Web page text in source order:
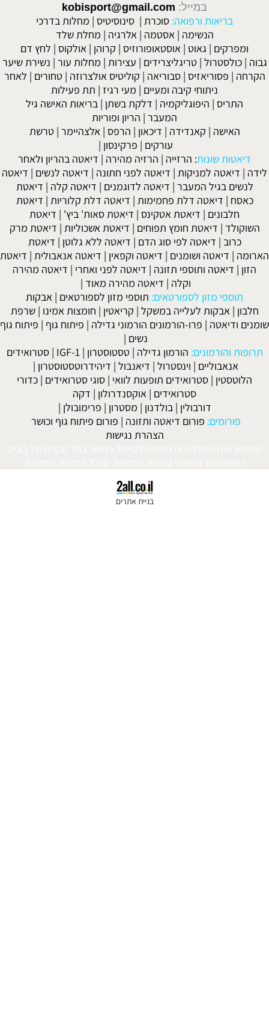
kobisport@gmail.com
ורפואה:סוכרת|סינוסיטיס| מחלות בדרכי
אסטמה|אלרגיה|מחלת שלד
גאוט|אוסטאופורוזיס|קרוהן|אולקוס|לחץ דם
|טריגליצרידים |עצירות|מחלות עור|נשירת שיער
| סבוריאה|קוליטיס אולצרוזה|טחורים|לאחר
קיבה ומעיים| מעי רגיז |תת פעילות
היפוגליקמיה |דלקת בשתן | בריאות האישה גיל
הריון ופוריות
קאנדידה|דיכאון|הרפס|אלצהיימר| טרשת
פרקינסון|
:הרזייה |הרזיה מהירה |דיאטה בהריון ולאחר
|דיאטה לפני חתונה| דיאטה לנשים |דיאטה
המעבר|דיאטה לדוגמנים|דיאטה קלה | דיאטת
דלת פחמימות|דיאטה דלת קלוריות |דיאטת
דיאטת אטקינס|דיאטת סאות' ביץ'|דיאטת
חומץ תפוחים |דיאטת אשכוליות|דיאטת מרק
לפי סוג הדם|דיאטה ללא גלוטן|דיאטת
ושומנים|דיאטה וקפאין |דיאטה אנאבולית|דיאטת
ותוספי תזונה |דיאטה לפני ואחרי|דיאטה מהירה
דיאטה מהירה מאוד|
לספורטאים:תוספי מזון לספורטאים| אבקות
לעלייה במשקל|קריאטין|חומצות אמינו |שרפת
|פרו-הורמונים הורמוני גדילה|פיתוח גוף|פיתוח גוף
הורמון גדילה |טסטוסטרון|
IGF-1
|סטרואידים
וינסטרול|דיאנבול|דיהידרוטסטוסטרון|
סטרואידים תופעות לוואי |סוגי סטרואידים|כדורי
אוקסנדרולון |דקה
בולדנון|מסטרון|פרימובולן|
פורום דיאטה ותזונה|פורום פיתוח גוף וכושר
הצהרת נגישות